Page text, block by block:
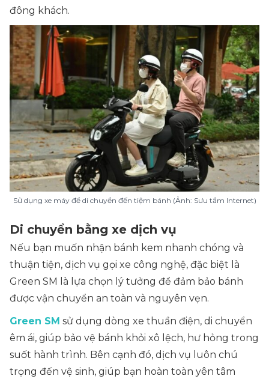
đông khách.
Sử dụng xe máy để di chuyển đến tiệm bánh (Ảnh: Sưu tầm Internet)
Di chuyển bằng xe dịch vụ
Nếu bạn muốn nhận bánh kem nhanh chóng và
thuận tiện, dịch vụ gọi xe công nghệ, đặc biệt là
Green SM là lựa chọn lý tưởng để đảm bảo bánh
được vận chuyển an toàn và nguyên vẹn.
Green SM sử dụng dòng xe thuần điện, di chuyển
êm ái, giúp bảo vệ bánh khỏi xô lệch, hư hỏng trong
suốt hành trình. Bên cạnh đó, dịch vụ luôn chú
trọng đến vệ sinh, giúp bạn hoàn toàn yên tâm